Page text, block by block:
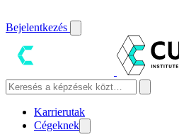
Bejelentkezés
Karrierutak
Cégeknek